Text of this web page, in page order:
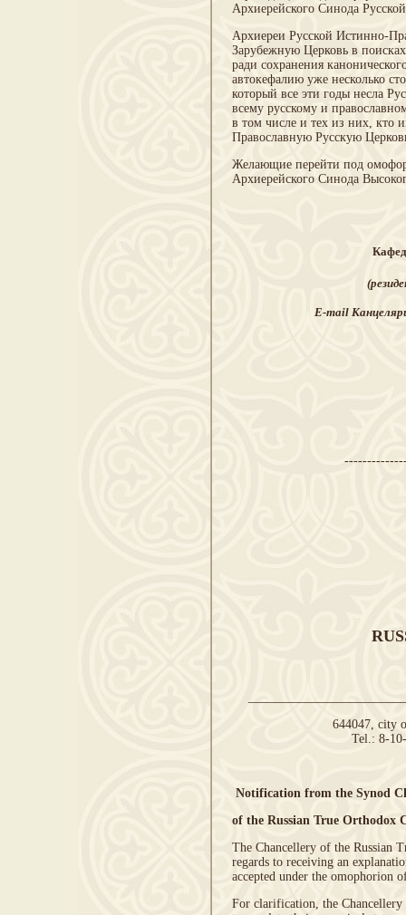
Архиерейского Синода
Архиереи Русской Истинно-
Зарубежную Церковь в
ради сохранения
автокефалию уже несколько
который все эти годы несла
всему русскому и
в том числе и тех из них, кто
Православную Русскую
Желающие перейти под
Архиерейского Синода
E-mail
644047, city
Tel.: 8-
Notification from the Synod
of the Russian True Orthodox
The Chancellery of the Russian
regards to receiving an
accepted under the omophorion
For clarification, the